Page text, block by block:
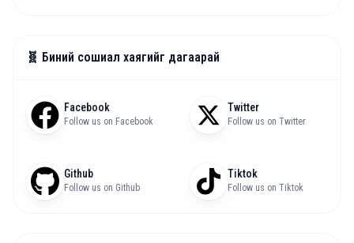
🧬 Биний сошиал хаягийг дагаарай
Facebook
Follow us on Facebook
Twitter
Follow us on Twitter
Github
Follow us on Github
Tiktok
Follow us on Tiktok